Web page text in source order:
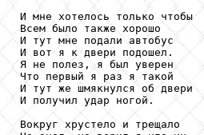
И мне хотелось только чтобы
Всем было также хорошо
И тут мне подали автобус
И вот я к двери подошел.
Я не полез, я был уверен
Что первый я раз я такой
И тут же шмякнулся об двери
И получил удар ногой.
Вокруг хрустело и трещало